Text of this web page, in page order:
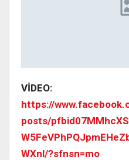
VİDEO:
https://
posts/
WXnl/?sfnsn=mo